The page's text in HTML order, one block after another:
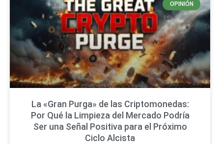
OPINIÓN
La «Gran Purga» de las Criptomonedas:
Por Qué la Limpieza del Mercado Podría
Ser una Señal Positiva para el Próximo
Ciclo Alcista